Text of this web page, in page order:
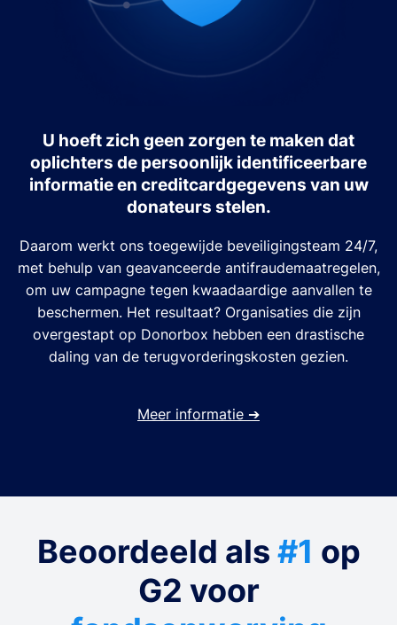
U hoeft zich geen zorgen te maken dat
oplichters de persoonlijk identificeerbare
informatie en creditcardgegevens van uw
donateurs stelen.
Daarom werkt ons toegewijde beveiligingsteam 24/7,
met behulp van geavanceerde antifraudemaatregelen,
om uw campagne tegen kwaadaardige aanvallen te
beschermen. Het resultaat? Organisaties die zijn
overgestapt op Donorbox hebben een drastische
daling van de terugvorderingskosten gezien.
Meer informatie ➔
Beoordeeld als #1 op
G2 voor